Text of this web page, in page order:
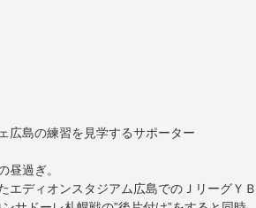
広島の練習を見学するサポーター
昼過ぎ。
ディオンスタジアム広島でのＪリーグＹＢ